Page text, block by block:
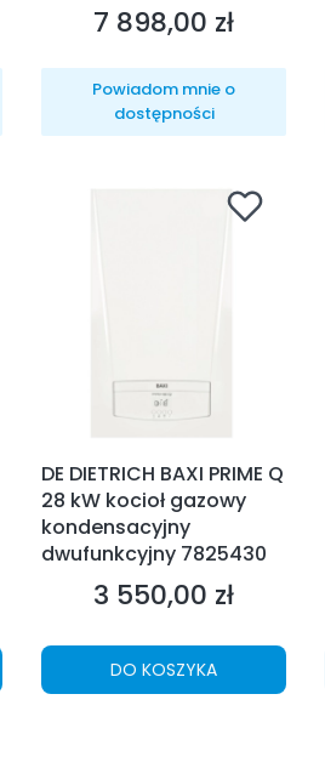
Cena
7 898,00 zł
Powiadom mnie o
dostępności
DE DIETRICH BAXI PRIME Q
28 kW kocioł gazowy
kondensacyjny
dwufunkcyjny 7825430
Cena
3 550,00 zł
DO KOSZYKA